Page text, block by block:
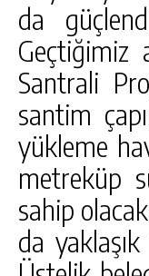
da
Geçtiğimiz
Santrali
santim
yükleme
metreküp
sahip
da